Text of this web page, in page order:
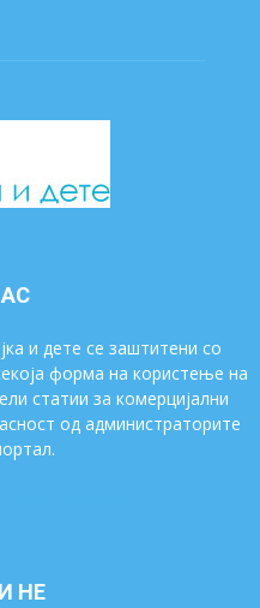
и дете се заштитени со
форма на користење на
статии за комерцијални
од администраторите
НЕ